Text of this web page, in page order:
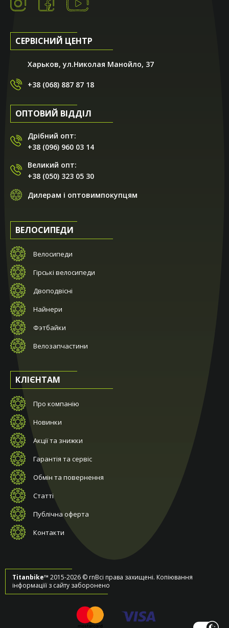
СЕРВІСНИЙ ЦЕНТР
Харьков, ул.Николая Манойло, 37
+38 (068) 887 87 18
ОПТОВИЙ ВІДДІЛ
Дрібний опт:
+38 (096) 960 03 14
Великий опт:
+38 (050) 323 05 30
Дилерам і оптовимпокупцям
ВЕЛОСИПЕДИ
Велосипеди
Гірські велосипеди
Двоподвісні
Найнери
Фэтбайки
Велозапчастини
КЛІЄНТАМ
Про компанію
Новинки
Акції та знижки
Гарантія та сервіс
Обмін та повернення
Статті
Публічна оферта
Контакти
Titanbike™ 2015-2026 © rnВсі права захищені. Копіювання
інформаціїї з сайту заборонено